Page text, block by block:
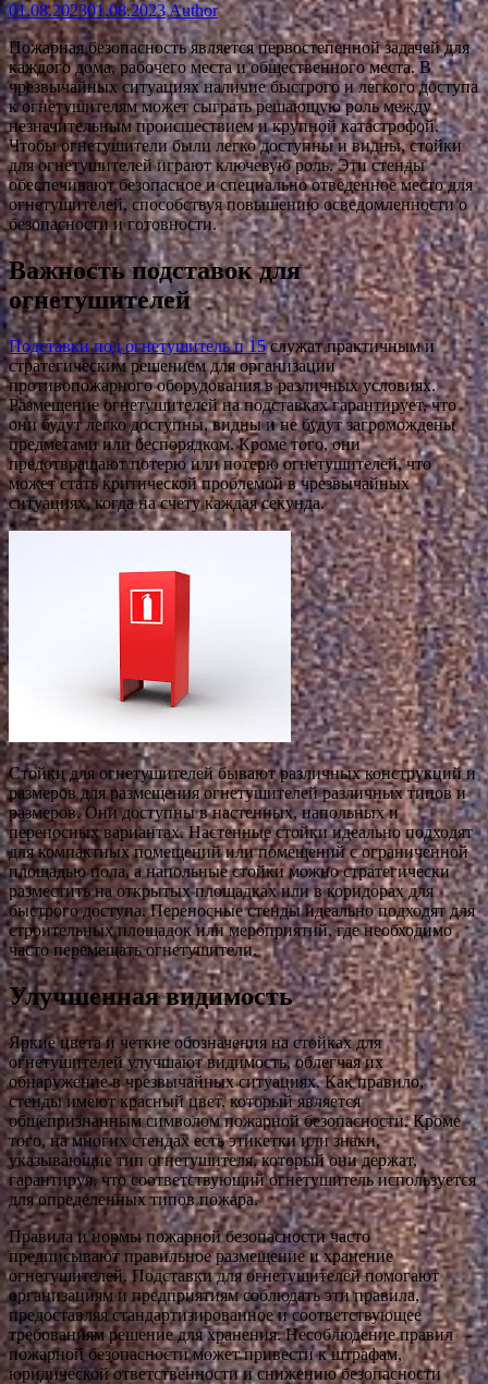
01.08.202301.08.2023Author
Пожарная безопасность является первостепенной задачей для
каждого дома, рабочего места и общественного места. В
чрезвычайных ситуациях наличие быстрого и легкого доступа
к огнетушителям может сыграть решающую роль между
незначительным происшествием и крупной катастрофой.
Чтобы огнетушители были легко доступны и видны, стойки
для огнетушителей играют ключевую роль. Эти стенды
обеспечивают безопасное и специально отведенное место для
огнетушителей, способствуя повышению осведомленности о
безопасности и готовности.
Важность подставок для
огнетушителей
Подставки под огнетушитель п 15служат практичным и
стратегическим решением для организации
противопожарного оборудования в различных условиях.
Размещение огнетушителей на подставках гарантирует, что
они будут легко доступны, видны и не будут загромождены
предметами или беспорядком. Кроме того, они
предотвращают потерю или потерю огнетушителей, что
может стать критической проблемой в чрезвычайных
ситуациях, когда на счету каждая секунда.
Стойки для огнетушителей бывают различных конструкций и
размеров для размещения огнетушителей различных типов и
размеров. Они доступны в настенных, напольных и
переносных вариантах. Настенные стойки идеально подходят
для компактных помещений или помещений с ограниченной
площадью пола, а напольные стойки можно стратегически
разместить на открытых площадках или в коридорах для
быстрого доступа. Переносные стенды идеально подходят для
строительных площадок или мероприятий, где необходимо
часто перемещать огнетушители.
Улучшенная видимость
Яркие цвета и четкие обозначения на стойках для
огнетушителей улучшают видимость, облегчая их
обнаружение в чрезвычайных ситуациях. Как правило,
стенды имеют красный цвет, который является
общепризнанным символом пожарной безопасности. Кроме
того, на многих стендах есть этикетки или знаки,
указывающие тип огнетушителя, который они держат,
гарантируя, что соответствующий огнетушитель используется
для определенных типов пожара.
Правила и нормы пожарной безопасности часто
предписывают правильное размещение и хранение
огнетушителей. Подставки для огнетушителей помогают
организациям и предприятиям соблюдать эти правила,
предоставляя стандартизированное и соответствующее
требованиям решение для хранения. Несоблюдение правил
пожарной безопасности может привести к штрафам,
юридической ответственности и снижению безопасности